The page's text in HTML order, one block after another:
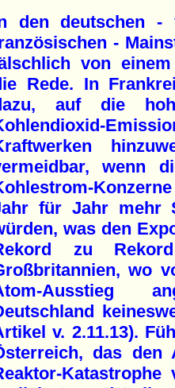
den deutschen
-
von
Rede. In
auf die
wenn
für Jahr mehr
was den
zu
wo
Ausstieg
v. 2.11.13).
das den